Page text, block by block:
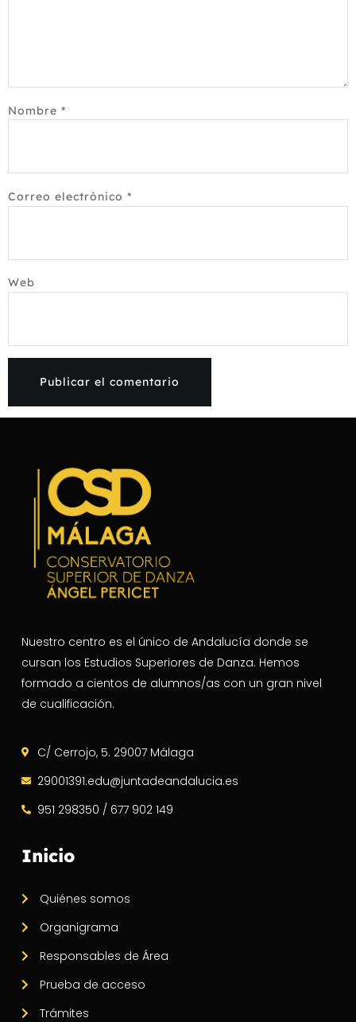
Nombre *
Correo electrónico *
Web
Nuestro centro es el único de Andalucía donde se
cursan los Estudios Superiores de Danza. Hemos
formado a cientos de alumnos/as con un gran nivel
de cualificación.
C/ Cerrojo, 5. 29007 Málaga
29001391.edu@juntadeandalucia.es
951 298350 / 677 902 149
Inicio
Quiénes somos
Organigrama
Responsables de Área
Prueba de acceso
Trámites